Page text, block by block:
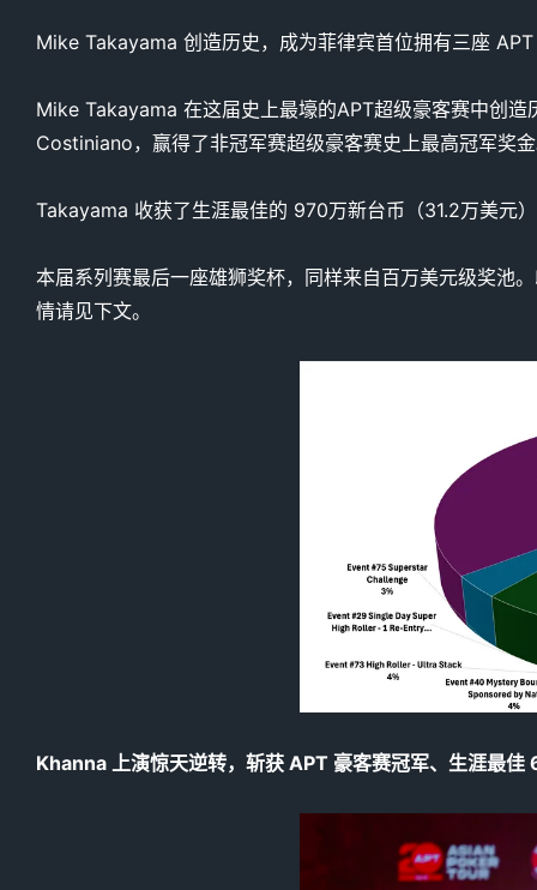
Mike Takayama 创造历史，成为菲律宾首位拥有三座
Mike Takayama 在这届史上最壕的APT超级豪客赛中创
Costiniano，赢得了非冠军赛超级豪客赛史上最高冠军奖
Takayama 收获了生涯最佳的 970万新台币（31.2万美元
本届系列赛最后一座雄狮奖杯，同样来自百万美元级奖池
情请见下文。
Khanna 上演惊天逆转，斩获 APT 豪客赛冠军、生涯最